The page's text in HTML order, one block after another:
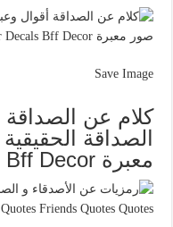
Save Image
كلام عن
الصداقة
معبرة Home Decor Decals Bff Decor